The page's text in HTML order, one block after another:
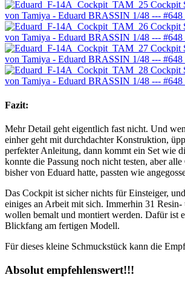
Fazit:
Mehr Detail geht eigentlich fast nicht. Und
einher geht mit durchdachter Konstruktion,
perfekter Anleitung, dann kommt ein Set wie
konnte die Passung noch nicht testen, aber
bisher von Eduard hatte, passten wie
Das Cockpit ist sicher nichts für Einsteiger,
einiges an Arbeit mit sich. Immerhin 31
wollen bemalt und montiert werden. Dafür ist
Blickfang am fertigen Modell.
Für dieses kleine Schmuckstück kann die
Absolut empfehlenswert!!!